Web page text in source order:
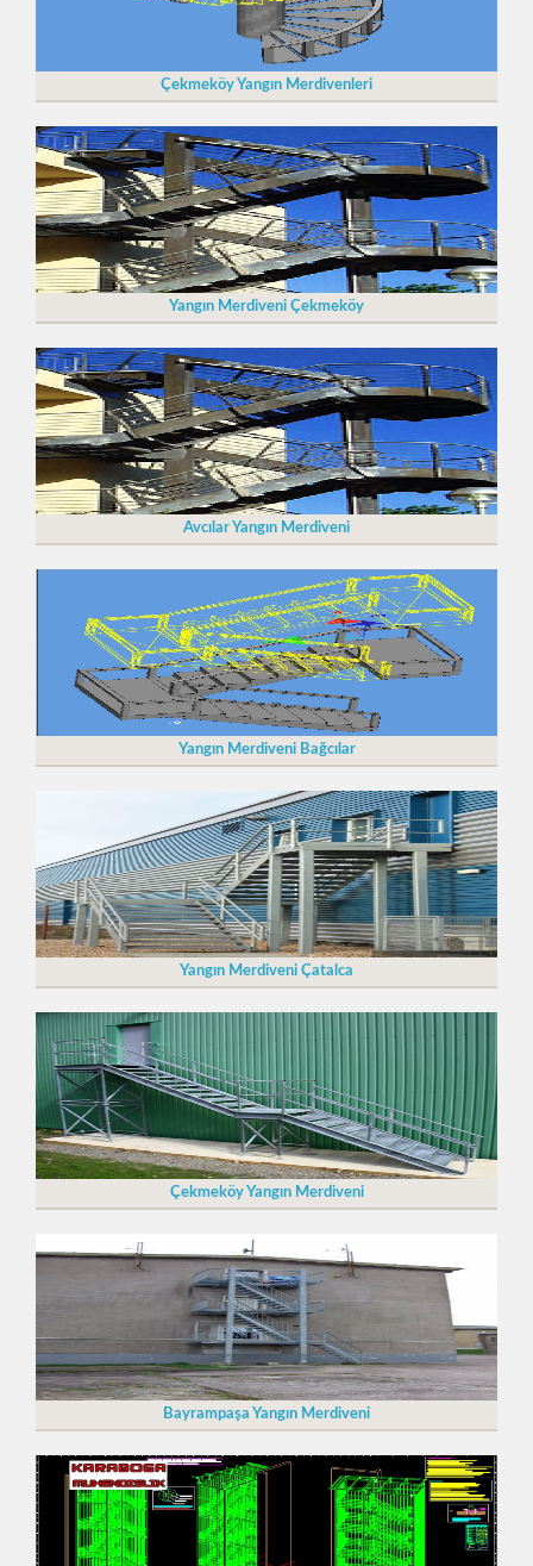
Çekmeköy Yangın Merdivenleri
Yangın Merdiveni Çekmeköy
Avcılar Yangın Merdiveni
Yangın Merdiveni Bağcılar
Yangın Merdiveni Çatalca
Çekmeköy Yangın Merdiveni
Bayrampaşa Yangın Merdiveni